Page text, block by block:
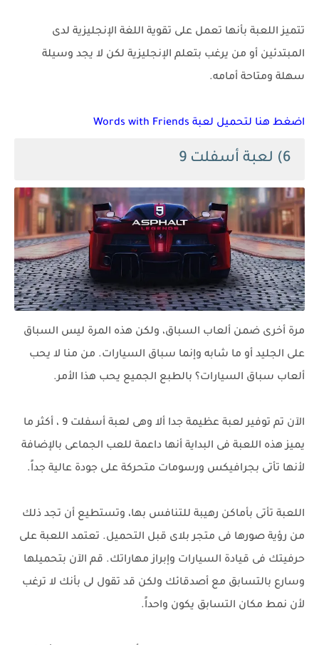
تتميز اللعبة بأنها تعمل على تقوية اللغة الإنجليزية لدى
المبتدئين أو من يرغب بتعلم الإنجليزية لكن لا يجد وسيلة
سهلة ومتاحة أمامه.
اضغط هنا لتحميل لعبة Words with Friends
6) لعبة أسفلت 9
مرة أخرى ضمن ألعاب السباق، ولكن هذه المرة ليس السباق
على الجليد أو ما شابه وإنما سباق السيارات. من منا لا يحب
ألعاب سباق السيارات؟ بالطبع الجميع يحب هذا الأمر.
الآن تم توفير لعبة عظيمة جدا ألا وهى لعبة أسفلت 9 ، أكثر ما
يميز هذه اللعبة فى البداية أنها داعمة للعب الجماعى بالإضافة
لأنها تأتى بجرافيكس ورسومات متحركة على جودة عالية جداً.
اللعبة تأتى بأماكن رهيبة للتنافس بها، وتستطيع أن تجد ذلك
من رؤية صورها فى متجر بلاى قبل التحميل. تعتمد اللعبة على
حرفيتك فى قيادة السيارات وإبراز مهاراتك. قم الآن بتحميلها
وسارع بالتسابق مع أصدقائك ولكن قد تقول لى بأنك لا ترغب
لأن نمط مكان التسابق يكون واحداً.